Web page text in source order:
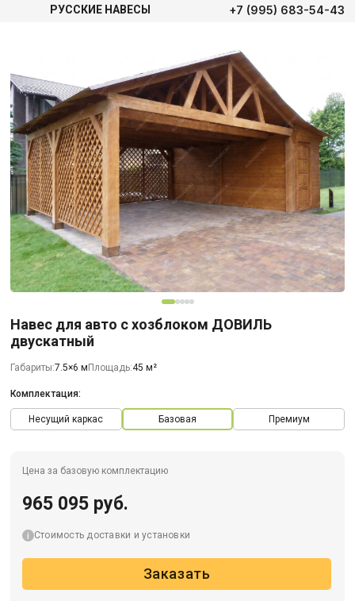
РУССКИЕ НАВЕСЫ +7 (995) 683-54-43
Навес для авто с хозблоком ДОВИЛЬ
двускатный
Габариты:7.5×6 м Площадь:45 м²
Комплектация:
Несущий каркас Базовая Премиум
Цена за базовую комплектацию
965 095 руб.
Стоимость доставки и установки
Заказать